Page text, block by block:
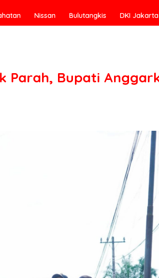
Nissan Bulutangkis DKI Jakarta
Parah, Bupati